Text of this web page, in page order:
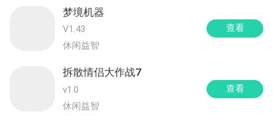
梦境机器
V1.43
休闲益智
查看
拆散情侣大作战7
v1.0
休闲益智
查看